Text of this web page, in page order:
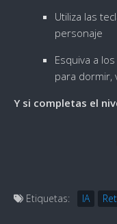
Utiliza las
personaje
Esquiva a
para dormir,
Y si completas el
Etiquetas: IA